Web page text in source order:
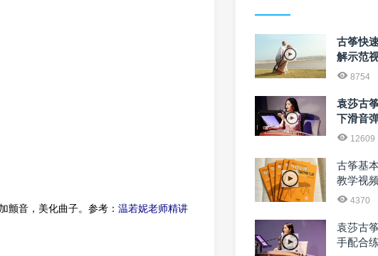
颤音，美化曲子。参考： 温若妮老师精讲
古筝快
解示范
8754
袁莎古
下滑音
12609
古筝基
教学视频
4370
袁莎古
手配合